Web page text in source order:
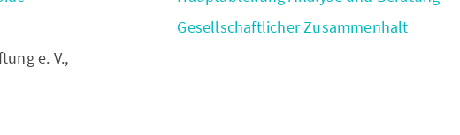
e. V.,
Gesellschaftlicher Zusammenhalt